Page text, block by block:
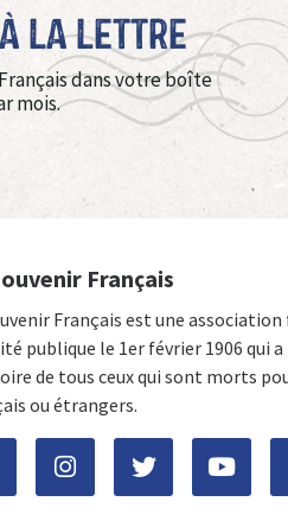
La Lettre
dans votre boîte
mois.
Français
Français est une
publique le 1er février 1906 qui
de tous ceux qui sont morts
ou étrangers.